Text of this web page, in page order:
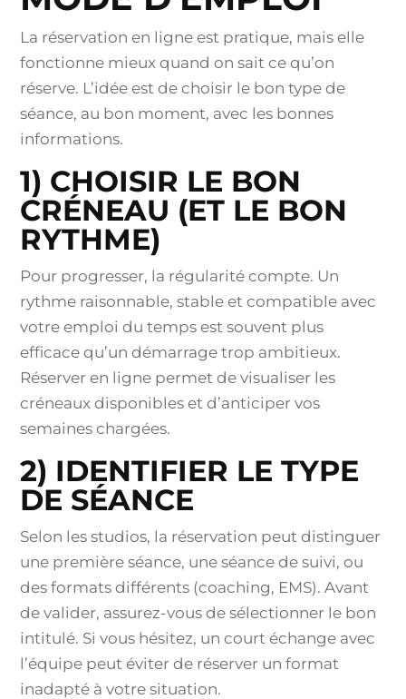
La réservation en ligne est pratique, mais elle
fonctionne mieux quand on sait ce qu’on
réserve. L’idée est de choisir le bon type de
séance, au bon moment, avec les bonnes
informations.
1) CHOISIR LE BON
CRÉNEAU (ET LE BON
RYTHME)
Pour progresser, la régularité compte. Un
rythme raisonnable, stable et compatible avec
votre emploi du temps est souvent plus
efficace qu’un démarrage trop ambitieux.
Réserver en ligne permet de visualiser les
créneaux disponibles et d’anticiper vos
semaines chargées.
2) IDENTIFIER LE TYPE
DE SÉANCE
Selon les studios, la réservation peut distinguer
une première séance, une séance de suivi, ou
des formats différents (coaching, EMS). Avant
de valider, assurez-vous de sélectionner le bon
intitulé. Si vous hésitez, un court échange avec
l’équipe peut éviter de réserver un format
inadapté à votre situation.